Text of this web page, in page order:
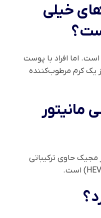
خیلی
اما افراد با پوست
یک کرم مرطوب‌کننده
مانیتور
مجیک حاوی ترکیباتی